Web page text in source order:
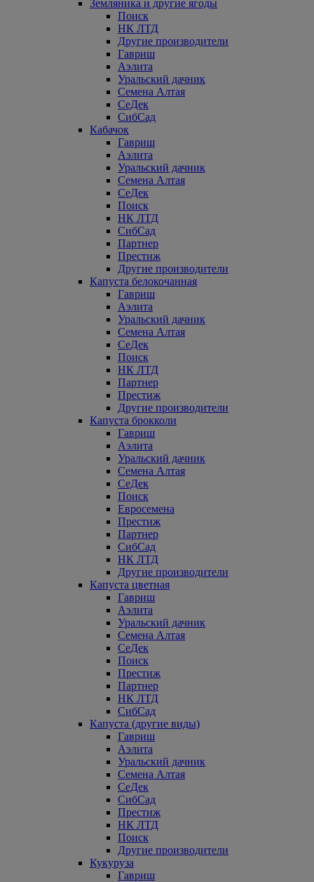
Земляника и другие ягоды
Поиск
НК ЛТД
Другие производители
Гавриш
Аэлита
Уральский дачник
Семена Алтая
СеДек
СибСад
Кабачок
Гавриш
Аэлита
Уральский дачник
Семена Алтая
СеДек
Поиск
НК ЛТД
СибСад
Партнер
Престиж
Другие производители
Капуста белокочанная
Гавриш
Аэлита
Уральский дачник
Семена Алтая
СеДек
Поиск
НК ЛТД
Партнер
Престиж
Другие производители
Капуста брокколи
Гавриш
Аэлита
Уральский дачник
Семена Алтая
СеДек
Поиск
Евросемена
Престиж
Партнер
СибСад
НК ЛТД
Другие производители
Капуста цветная
Гавриш
Аэлита
Уральский дачник
Семена Алтая
СеДек
Поиск
Престиж
Партнер
НК ЛТД
СибСад
Капуста (другие виды)
Гавриш
Аэлита
Уральский дачник
Семена Алтая
СеДек
СибСад
Престиж
НК ЛТД
Поиск
Другие производители
Кукуруза
Гавриш